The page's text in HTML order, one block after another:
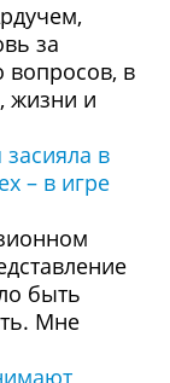
за
вопросов, в
жизни и
в
– в игре
быть
Мне